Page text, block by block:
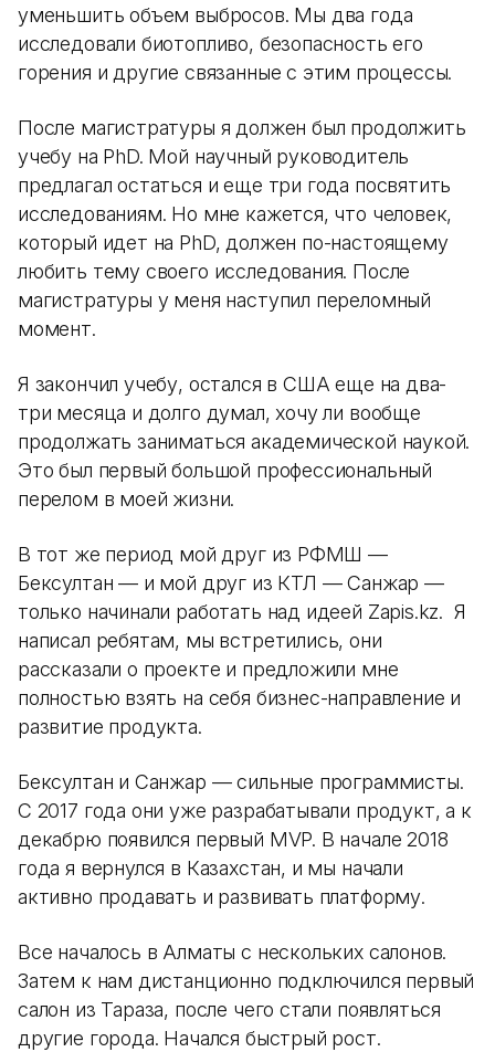
уменьшить объем выбросов. Мы два года
исследовали биотопливо, безопасность его
горения и другие связанные с этим процессы.
После магистратуры я должен был продолжить
учебу на PhD. Мой научный руководитель
предлагал остаться и еще три года посвятить
исследованиям. Но мне кажется, что человек,
который идет на PhD, должен по-настоящему
любить тему своего исследования. После
магистратуры у меня наступил переломный
момент.
Я закончил учебу, остался в США еще на два-
три месяца и долго думал, хочу ли вообще
продолжать заниматься академической наукой.
Это был первый большой профессиональный
перелом в моей жизни.
В тот же период мой друг из РФМШ —
Бексултан — и мой друг из КТЛ — Санжар —
только начинали работать над идеей Zapis.kz. Я
написал ребятам, мы встретились, они
рассказали о проекте и предложили мне
полностью взять на себя бизнес-направление и
развитие продукта.
Бексултан и Санжар — сильные программисты.
С 2017 года они уже разрабатывали продукт, а к
декабрю появился первый MVP. В начале 2018
года я вернулся в Казахстан, и мы начали
активно продавать и развивать платформу.
Все началось в Алматы с нескольких салонов.
Затем к нам дистанционно подключился первый
салон из Тараза, после чего стали появляться
другие города. Начался быстрый рост.